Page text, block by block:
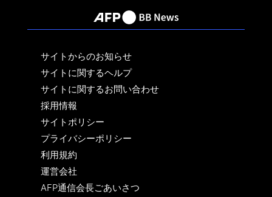
サイトからのお知らせ
サイトに関するヘルプ
サイトに関するお問い合わせ
採用情報
サイトポリシー
プライバシーポリシー
利用規約
運営会社
AFP通信会長ごあいさつ